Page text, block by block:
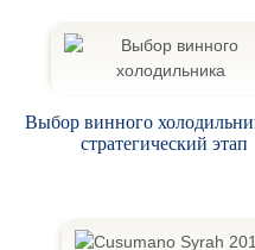
Выбор винного
стратегический этап